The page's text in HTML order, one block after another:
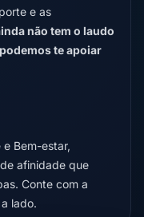
e as
não tem o laudo
te apoiar
Bem-estar,
afinidade que
Conte com a
lado.